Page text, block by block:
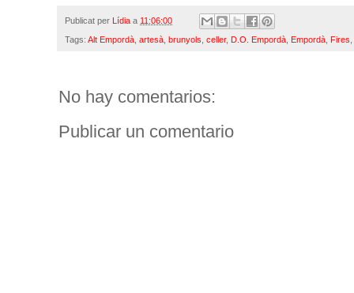
Publicat per Lídia a 11:06:00
Tags: Alt Empordà, artesà, brunyols, celler, D.O. Empordà, Empordà, Fires,
No hay comentarios:
Publicar un comentario